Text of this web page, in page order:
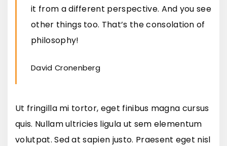
it from a different perspective. And you see
other things too. That’s the consolation of
philosophy!
David Cronenberg
Ut fringilla mi tortor, eget finibus magna cursus
quis. Nullam ultricies ligula ut sem elementum
volutpat. Sed at sapien justo. Praesent eget nisl